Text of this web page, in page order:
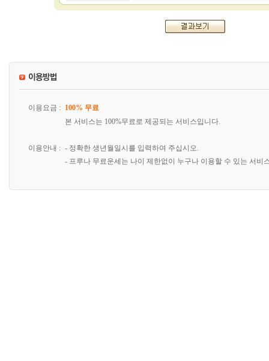
이용요금 :
100% 무료
본 서비스는 100%무료로 제공되는 서비스입니다.
이용안내 : - 정확한 생년월일시를 입력하여 주십시오.
- 프루나 무료운세는 나이 제한없이 누구나 이용할 수 있는 서비